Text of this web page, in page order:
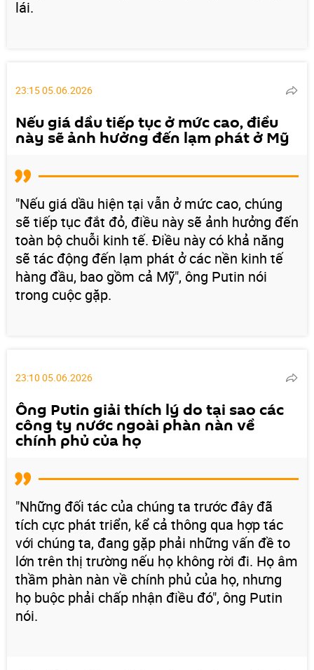
lái.
23:15 05.06.2026
Nếu giá dầu tiếp tục ở mức cao, điều
này sẽ ảnh hưởng đến lạm phát ở Mỹ
"Nếu giá dầu hiện tại vẫn ở mức cao, chúng
sẽ tiếp tục đắt đỏ, điều này sẽ ảnh hưởng đến
toàn bộ chuỗi kinh tế. Điều này có khả năng
sẽ tác động đến lạm phát ở các nền kinh tế
hàng đầu, bao gồm cả Mỹ", ông Putin nói
trong cuộc gặp.
23:10 05.06.2026
Ông Putin giải thích lý do tại sao các
công ty nước ngoài phàn nàn về
chính phủ của họ
"Những đối tác của chúng ta trước đây đã
tích cực phát triển, kể cả thông qua hợp tác
với chúng ta, đang gặp phải những vấn đề to
lớn trên thị trường nếu họ không rời đi. Họ âm
thầm phàn nàn về chính phủ của họ, nhưng
họ buộc phải chấp nhận điều đó", ông Putin
nói.